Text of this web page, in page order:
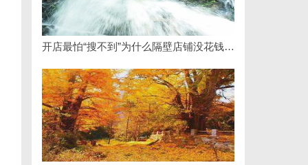
开店最怕“搜不到”为什么隔壁店铺没花钱，ai却天天给他免费派单？